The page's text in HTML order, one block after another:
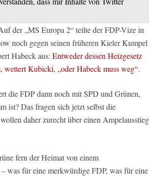
der „MS Europa 2“ teilte der FDP-Vize in
noch gegen seinen früheren Kieler Kumpel
Habeck aus: Entweder dessen Heizgesetz
wettert Kubicki, „oder Habeck muss weg“.
die FDP dann noch mit SPD und Grünen,
ist? Das fragen sich jetzt selbst die
daher zurecht über einen Ampelausstieg
fern der Heimat von einem
was für eine merkwürdige FDP, was für eine